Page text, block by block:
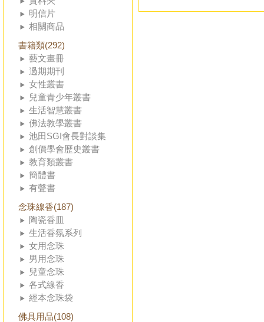
明信片
相關商品
書籍類(292)
藝文畫冊
過期期刊
女性叢書
兒童青少年叢書
生活智慧叢書
佛法教學叢書
池田SGI會長對談集
創價學會歷史叢書
教育類叢書
簡體書
有聲書
念珠線香(187)
陶瓷香皿
生活香氛系列
女用念珠
男用念珠
兒童念珠
各式線香
經本念珠袋
佛具用品(108)